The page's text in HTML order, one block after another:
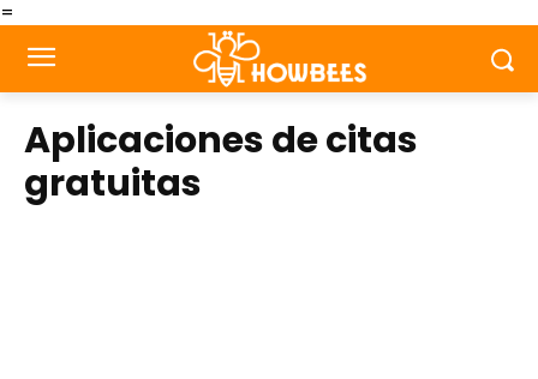
=
Aplicaciones de citas
gratuitas